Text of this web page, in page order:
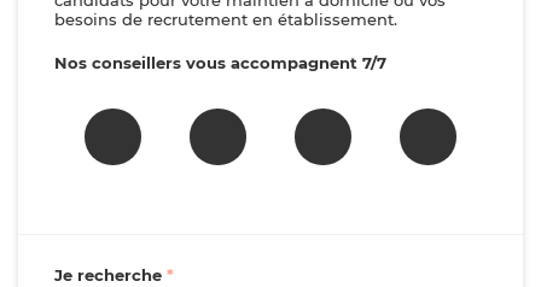
besoins de recrutement en établissement.
Nos conseillers vous accompagnent 7/7
Je recherche